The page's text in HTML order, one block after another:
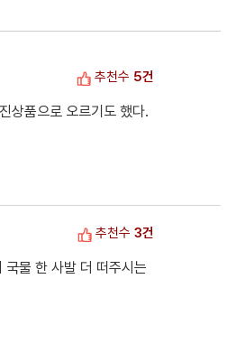
상품으로 오르기도 했다.
추천수 5건
물 한 사발 더 떠주시는
추천수3건